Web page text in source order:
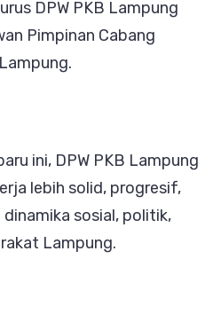
DPW PKB Lampung
Pimpinan Cabang
ini, DPW PKB Lampung
lebih solid, progresif,
sosial, politik,
Lampung.